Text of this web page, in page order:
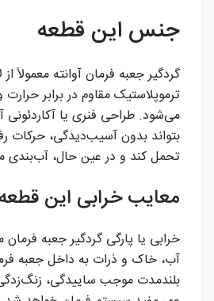
جنس این قطعه
گردگیر جعبه فرمان آوانته معمولاً
ترموپلاستیک مقاوم در برابر
می‌شود. طراحی فنری یا
بتواند بدون آسیب‌دیدگی، حرکات
تحمل کند و در عین حال، آب‌بندی
معایب خرابی این قطعه
خرابی یا پارگی گردگیر جعبه
آب، خاک و ذرات به داخل جعبه
بلندمدت موجب ساییدگی،